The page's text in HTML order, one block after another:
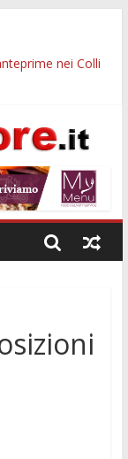
nei Colli
davvero
credito sul
a settembre
entro il